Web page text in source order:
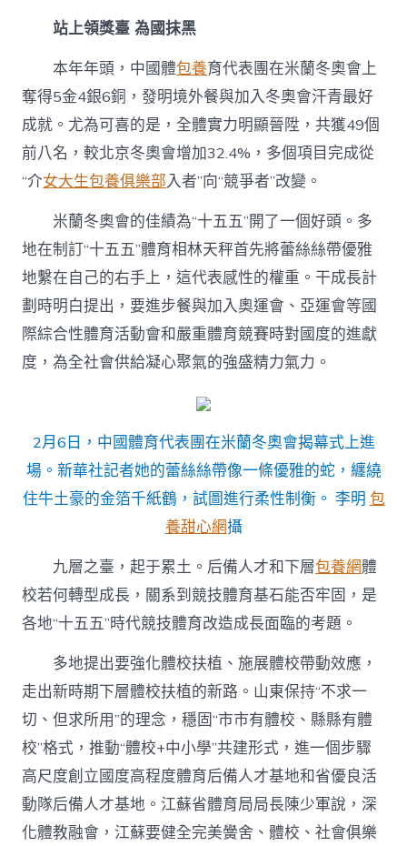
體
育
任
務
怎
么
干？〉
中
站上領獎臺 為國抹黑
本年年頭，中國體包養育代表團在米蘭冬奧會上
奪得5金4銀6銅，發明境外餐與加入冬奧會汗青最好
成就。尤為可喜的是，全體實力明顯晉陞，共獲49個
前八名，較北京冬奧會增加32.4%，多個項目完成從
“介女大生包養俱樂部入者”向“競爭者”改變。
米蘭冬奧會的佳績為“十五五”開了一個好頭。多
地在制訂“十五五”體育相林天秤首先將蕾絲絲帶優雅
地繫在自己的右手上，這代表感性的權重。干成長計
劃時明白提出，要進步餐與加入奧運會、亞運會等國
際綜合性體育活動會和嚴重體育競賽時對國度的進獻
度，為全社會供給凝心聚氣的強盛精力氣力。
2月6日，中國體育代表團在米蘭冬奧會揭幕式上進
場。新華社記者她的蕾絲絲帶像一條優雅的蛇，纏繞
住牛土豪的金箔千紙鶴，試圖進行柔性制衡。 李明 包
養甜心網攝
九層之臺，起于累土。后備人才和下層包養網體
校若何轉型成長，關系到競技體育基石能否牢固，是
各地“十五五”時代競技體育改造成長面臨的考題。
多地提出要強化體校扶植、施展體校帶動效應，
走出新時期下層體校扶植的新路。山東保持“不求一
切、但求所用”的理念，穩固“市市有體校、縣縣有體
校”格式，推動“體校+中小學”共建形式，進一個步驟
高尺度創立國度高程度體育后備人才基地和省優良活
動隊后備人才基地。江蘇省體育局局長陳少軍說，深
化體教融會，江蘇要健全完美黌舍、體校、社會俱樂